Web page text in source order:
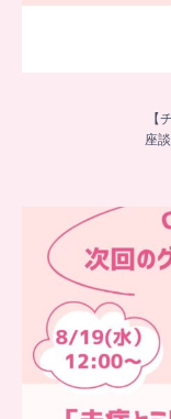
【
座